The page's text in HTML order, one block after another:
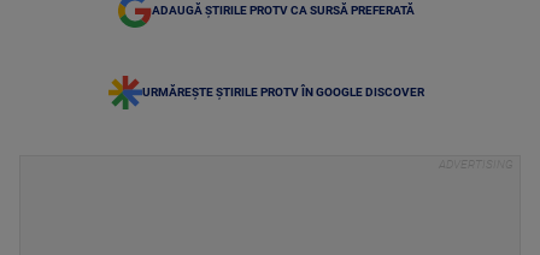
ADAUGĂ ȘTIRILE PROTV CA SURSĂ PREFERATĂ
URMĂREȘTE ȘTIRILE PROTV ÎN GOOGLE DISCOVER